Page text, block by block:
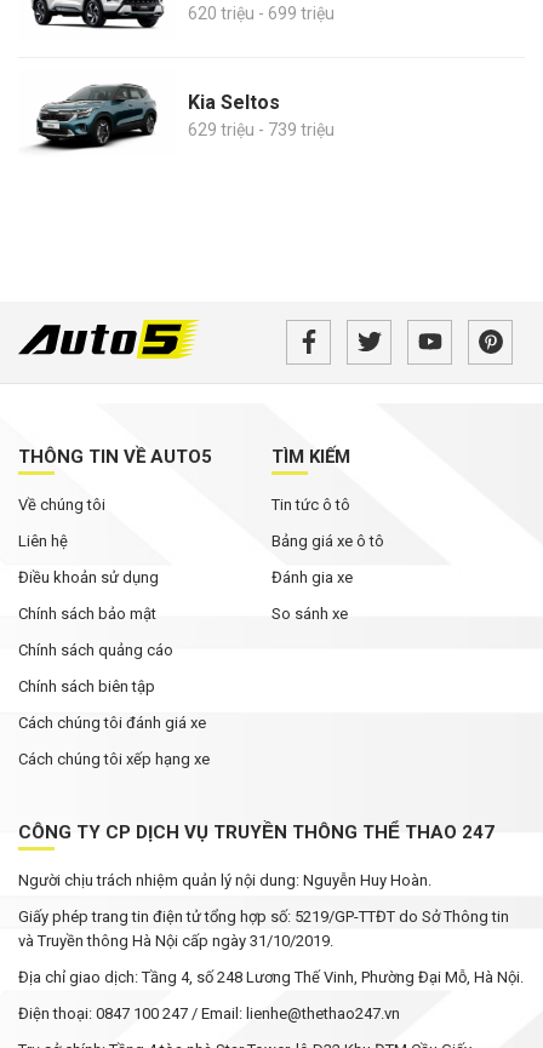
620 triệu - 699 triệu
Kia Seltos
629 triệu - 739 triệu
THÔNG TIN VỀ AUTO5
Về chúng tôi
Liên hệ
Điều khoản sử dụng
Chính sách bảo mật
Chính sách quảng cáo
Chính sách biên tập
Cách chúng tôi đánh giá xe
Cách chúng tôi xếp hạng xe
TÌM KIẾM
Tin tức ô tô
Bảng giá xe ô tô
Đánh gia xe
So sánh xe
CÔNG TY CP DỊCH VỤ TRUYỀN THÔNG THỂ THAO 247
Người chịu trách nhiệm quản lý nội dung: Nguyễn Huy Hoàn.
Giấy phép trang tin điện tử tổng hợp số: 5219/GP-TTĐT do Sở Thông tin
và Truyền thông Hà Nội cấp ngày 31/10/2019.
Địa chỉ giao dịch: Tầng 4, số 248 Lương Thế Vinh, Phường Đại Mỗ, Hà Nội.
Điện thoại: 0847 100 247 / Email: lienhe@thethao247.vn